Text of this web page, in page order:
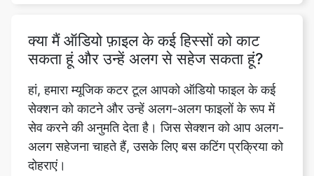
सेक्शन को काटने और उन्हें अलग-अलग फाइलों के रूप में
सेव करने की अनुमति देता है। जिस सेक्शन को आप अलग-
अलग सहेजना चाहते हैं, उसके लिए बस कटिंग प्रक्रिया को
दोहराएं।
क्या म्यूजिक कटर टूल एक साथ कई ऑडियो